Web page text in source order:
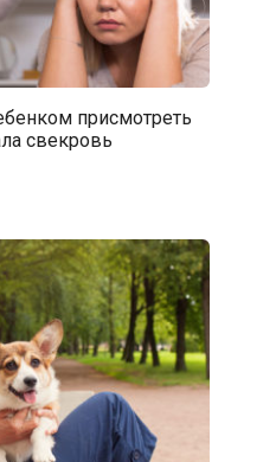
присмотреть
свекровь